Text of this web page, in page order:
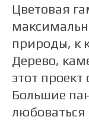
Цветовая
природы, к
Дерево,
этот
Большие